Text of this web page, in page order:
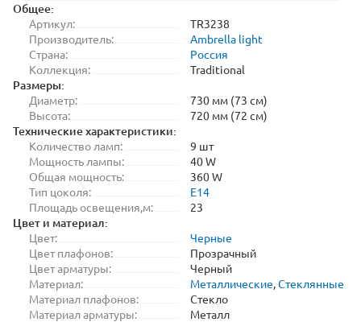
Общее:
Артикул:
TR3238
Производитель:
Ambrella light
Страна:
Россия
Коллекция:
Traditional
Размеры:
Диаметр:
730 мм (73 см)
Высота:
720 мм (72 см)
Технические характеристики:
Количество ламп:
9 шт
Мощность лампы:
40 W
Общая мощность:
360 W
Тип цоколя:
E14
Площадь освещения,м:
23
Цвет и материал:
Цвет:
Черные
Цвет плафонов:
Прозрачный
Цвет арматуры:
Черный
Материал:
Металлические,Стеклянные
Материал плафонов:
Стекло
Материал арматуры:
Металл